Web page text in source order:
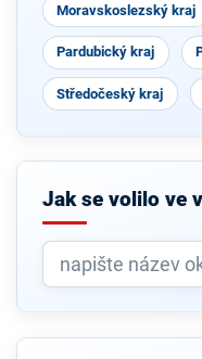
Moravskoslezský kraj
Pardubický kraj
Středočeský kraj
Jak se volilo ve